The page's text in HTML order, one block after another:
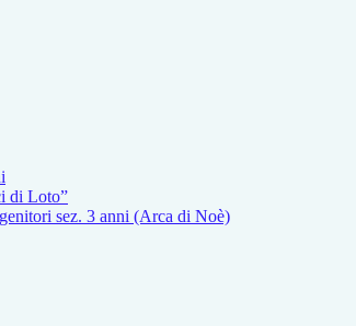
di Loto”
sez. 3 anni (Arca di Noè)